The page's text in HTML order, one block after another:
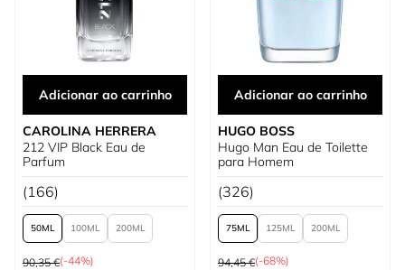
Adicionar ao carrinho
CAROLINA HERRERA
212 VIP Black Eau de
Parfum
(166)
50 100 200
Preço Normal
90,35 €(-44%)
Adicionar ao carrinho
HUGO BOSS
Hugo Man Eau de Toilette
para Homem
(326)
75 125 200
Preço Normal
94,45 €(-68%)